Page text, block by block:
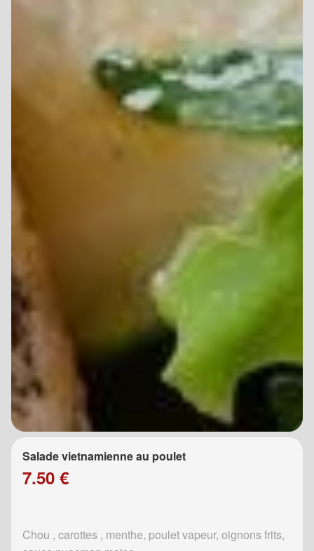
Salade vietnamienne au poulet
7.50 €
Chou , carottes , menthe, poulet vapeur, oignons frits,